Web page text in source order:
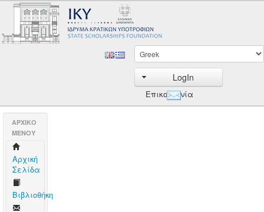
LogIn
Επικοινωνία
AΡΧΙΚΟ
ΜΕΝΟΥ
Aρχική
Σελίδα
Βιβλιοθήκη